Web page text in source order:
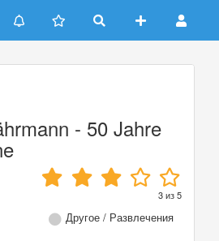
- 50 Jahre
3из5
Другое / Развлечения